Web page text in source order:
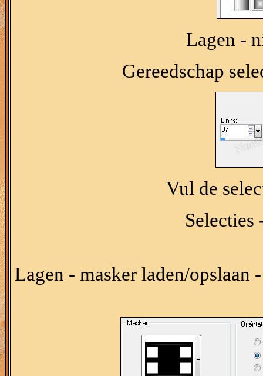
Lagen -
Gereedschap
Vul de
Selecties
Lagen - masker laden/